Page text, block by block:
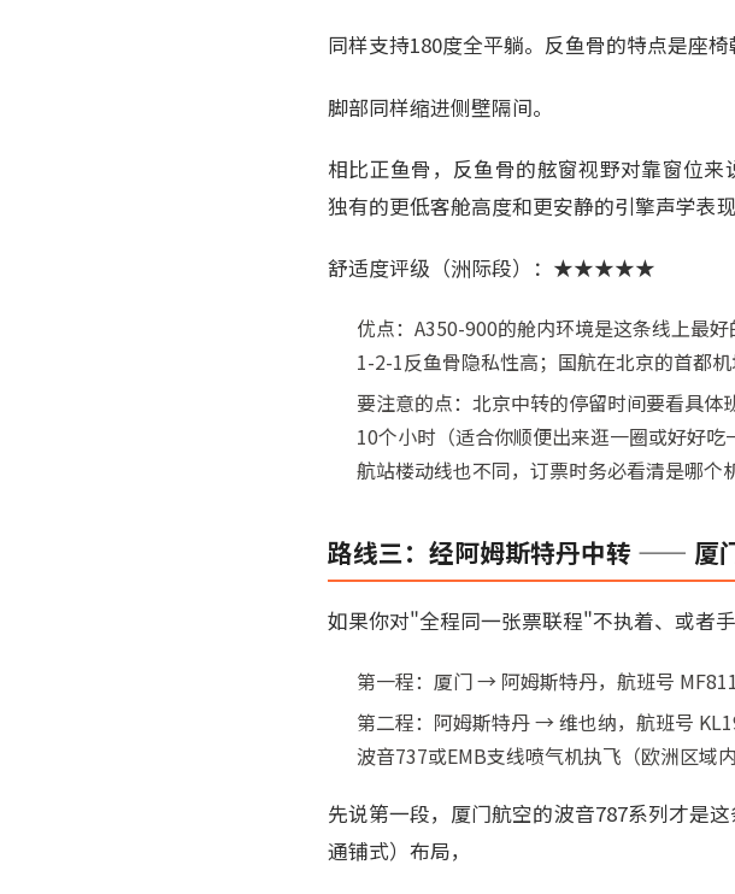
同样支持180度全平躺。反鱼骨的特点是座
脚部同样缩进侧壁隔间。
相比正鱼骨，反鱼骨的舷窗视野对靠窗位
独有的更低客舱高度和更安静的引擎声学表
舒适度评级（洲际段）：★★★★★
优点：A350-900的舱内环境是这条线上最
1-2-1反鱼骨隐私性高；国航在北京的首都
要注意的点：北京中转的停留时间要看具
10个小时（适合你顺便出来逛一圈或好好
航站楼动线也不同，订票时务必看清是哪个
路线三：经阿姆斯特丹中转 —— 厦
如果你对"全程同一张票联程"不执着、或者
第一程：厦门 → 阿姆斯特丹，航班号
第二程：阿姆斯特丹 → 维也纳，航班号
波音737或EMB支线喷气机执飞（欧洲区域内
先说第一段，厦门航空的波音787系列才是
通铺式）布局，